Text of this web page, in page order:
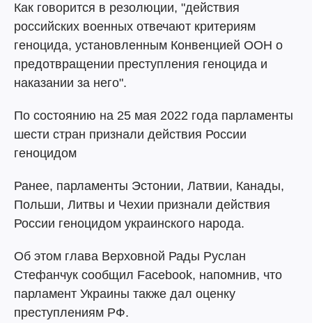
Как говорится в резолюции, "действия
российских военных отвечают критериям
геноцида, установленным Конвенцией ООН о
предотвращении преступления геноцида и
наказании за него".
По состоянию на 25 мая 2022 года парламенты
шести стран признали действия России
геноцидом
Ранее, парламенты Эстонии, Латвии, Канады,
Польши, Литвы и Чехии признали действия
России геноцидом украинского народа.
Об этом глава Верховной Рады Руслан
Стефанчук сообщил Facebook, напомнив, что
парламент Украины также дал оценку
преступлениям РФ.